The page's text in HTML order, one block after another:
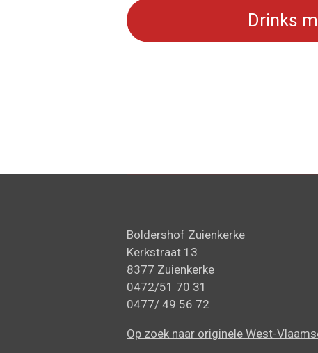
Drinks
Boldershof Zuienkerke
Kerkstraat 13
8377 Zuienkerke
0472/51 70 31
0477/ 49 56 72
Op zoek naar originele West-